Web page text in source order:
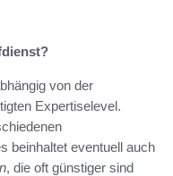
von der
Expertiselevel.
beinhaltet eventuell auch
, die oft günstiger sind